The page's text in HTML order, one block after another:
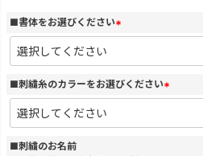
■書体をお選びください
(
須
)
■刺繍糸のカラーをお選びください
(
須
■刺繍のお名前